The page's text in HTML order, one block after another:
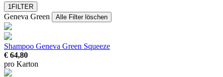
1FILTER
Geneva Green Alle Filter löschen
Shampoo Geneva Green Squeeze
€ 64,80
pro Karton